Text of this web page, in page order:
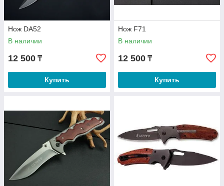
Нож DA52
В наличии
12 500 ₸
Купить
Нож F71
В наличии
12 500 ₸
Купить